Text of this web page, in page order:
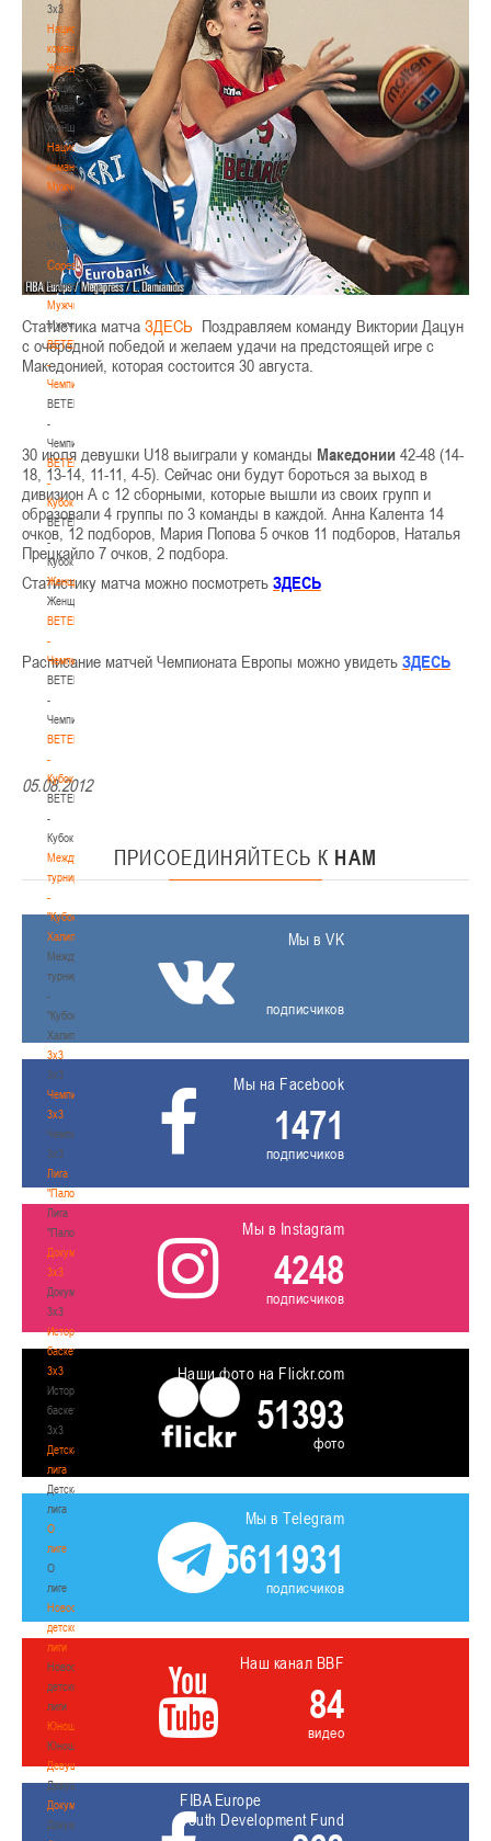
3х3
Национальная
команда.
Женщины
Национальная
команда.
Женщины
Национальная
команда.
Мужчины
Национальная
команда.
Мужчины
Соревнования
Соревнования
Мужчины
Мужчины
BETERA
-
Чемпионат
BETERA
-
Чемпионат
BETERA
-
Кубок
BETERA
-
Кубок
Женщины
Женщины
BETERA
-
Чемпионат
BETERA
-
Чемпионат
BETERA
-
Кубок
BETERA
-
Кубок
Международный
турнир
-
"Кубок
Халипского"
Международный
турнир
-
"Кубок
Халипского"
3x3
3x3
Чемпионат
3х3
Чемпионат
3х3
Лига
"Палова"
Лига
"Палова"
Документы
3х3
Документы
3х3
История
баскетбола
3х3
История
баскетбола
3х3
Детская
лига
Детская
лига
О
лиге
О
лиге
Новости
детской
лиги
Новости
детской
лиги
Юноши
Юноши
Девушки
Девушки
Документы
Документы
Статистика матча ЗДЕСЬ Поздравляем команду Виктории Дацун
с очередной победой и желаем удачи на предстоящей игре с
Македонией, которая состоится 30 августа.
30 июля девушки U18 выиграли у команды Македонии 42-48 (14-
18, 13-14, 11-11, 4-5). Сейчас они будут бороться за выход в
дивизион А с 12 сборными, которые вышли из своих групп и
образовали 4 группы по 3 команды в каждой. Анна Калента 14
очков, 12 подборов, Мария Попова 5 очков 11 подборов, Наталья
Прецкайло 7 очков, 2 подбора.
Статистику матча можно посмотреть ЗДЕСЬ
Расписание матчей Чемпионата Европы можно увидеть ЗДЕСЬ
05.08.2012
ПРИСОЕДИНЯЙТЕСЬ К НАМ
Мы в VK
подписчиков
Мы на Facebook
1471
подписчиков
Мы в Instagram
4248
подписчиков
Наши фото на Flickr.com
51393
фото
Мы в Telegram
5611931
подписчиков
Наш канал BBF
84
видео
FIBA Europe
Youth Development Fund